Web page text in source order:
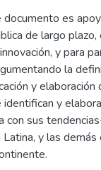
es
de largo plazo,
y para
la
y elaboración
y
con sus
y las